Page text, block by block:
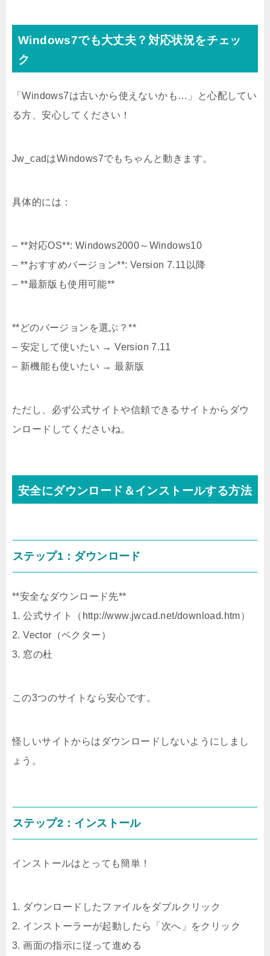
Windows7でも大丈夫？対応状況をチェッ
ク
「Windows7は古いから使えないかも…」と心配してい
る方、安心してください！
Jw_cadはWindows7でもちゃんと動きます。
具体的には：
– **対応OS**: Windows2000～Windows10
– **おすすめバージョン**: Version 7.11以降
– **最新版も使用可能**
**どのバージョンを選ぶ？**
– 安定して使いたい → Version 7.11
– 新機能も使いたい → 最新版
ただし、必ず公式サイトや信頼できるサイトからダウ
ンロードしてくださいね。
安全にダウンロード＆インストールする方法
ステップ1：ダウンロード
**安全なダウンロード先**
1. 公式サイト（http://www.jwcad.net/download.htm）
2. Vector（ベクター）
3. 窓の杜
この3つのサイトなら安心です。
怪しいサイトからはダウンロードしないようにしまし
ょう。
ステップ2：インストール
インストールはとっても簡単！
1. ダウンロードしたファイルをダブルクリック
2. インストーラーが起動したら「次へ」をクリック
3. 画面の指示に従って進める